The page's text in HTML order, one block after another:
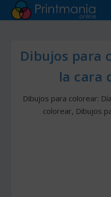
Dibujos para
la cara
Dibujos para colorear:
colorear, Dibujos